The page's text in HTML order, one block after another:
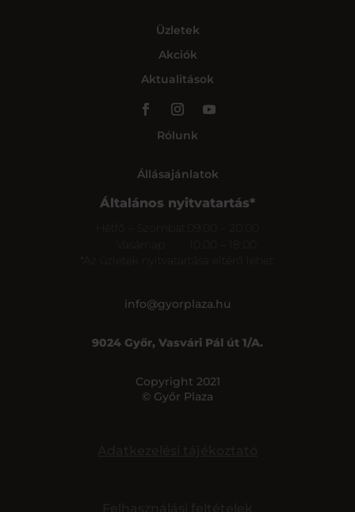
Üzletek
Akciók
Aktualitások
Rólunk
Állásajánlatok
Általános nyitvatartás*
*Az üzletek nyitvatartása eltérő lehet.
info@gyorplaza.hu
9024 Győr, Vasvári Pál út 1/A.
Copyright 2021
© Győr Plaza